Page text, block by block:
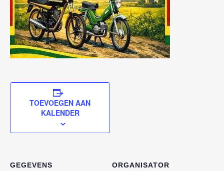
TOEVOEGEN AAN
KALENDER
GEGEVENS ORGANISATOR